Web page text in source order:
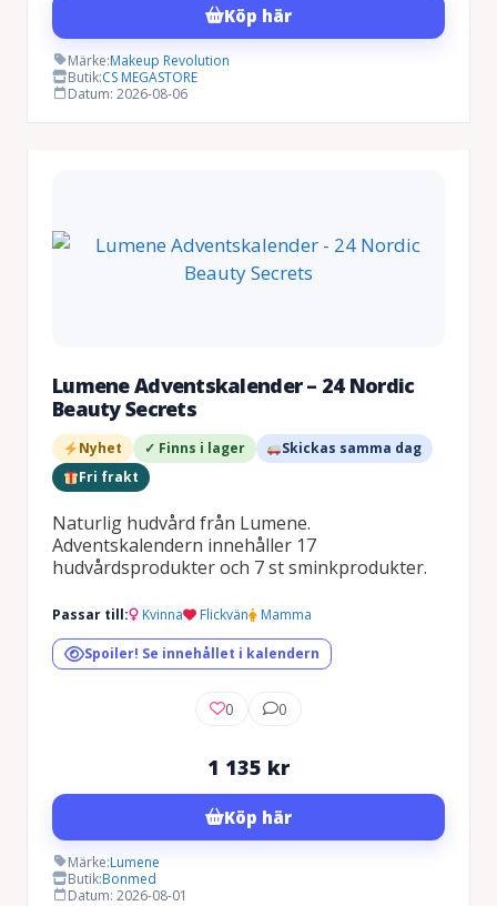
Köp här
Märke:Makeup Revolution
Butik:CS MEGASTORE
Datum: 2026-08-06
Lumene Adventskalender – 24 Nordic
Beauty Secrets
Nyhet ✓ Finns i lager
Skickas samma dag
Fri frakt
Naturlig hudvård från Lumene.
Adventskalendern innehåller 17
hudvårdsprodukter och 7 st sminkprodukter.
Passar till: Kvinna Flickvän Mamma
Spoiler! Se innehållet i kalendern
0 0
1 135 kr
Köp här
Märke:Lumene
Butik:Bonmed
Datum: 2026-08-01